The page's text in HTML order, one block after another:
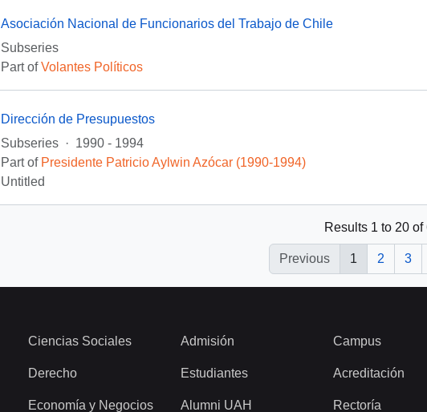
Asociación Nacional de Funcionarios del Trabajo de Chile
Subseries
Part ofVolantes Políticos
Dirección de Presupuestos
Subseries · 1990 - 1994
Part of Presidente Patricio Aylwin Azócar (1990-1994)
Untitled
Results 1 to 20 of
Previous 1 2 3
Ciencias Sociales
Derecho
Economía y Negocios
Admisión
Estudiantes
Alumni UAH
Campus
Acreditación
Rectoría